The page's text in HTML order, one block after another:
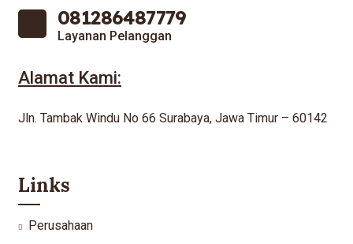
081286487779
Layanan Pelanggan
Alamat Kami:
Jln. Tambak Windu No 66 Surabaya, Jawa Timur – 60142
Links
Perusahaan